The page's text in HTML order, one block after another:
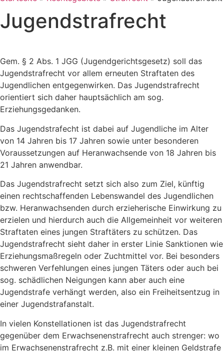
Jugendstrafrecht
Gem. § 2 Abs. 1 JGG (Jugendgerichtsgesetz) soll das
Jugendstrafrecht vor allem erneuten Straftaten des
Jugendlichen entgegenwirken. Das Jugendstrafrecht
orientiert sich daher hauptsächlich am sog.
Erziehungsgedanken.
Das Jugendstrafecht ist dabei auf Jugendliche im Alter
von 14 Jahren bis 17 Jahren sowie unter besonderen
Voraussetzungen auf Heranwachsende von 18 Jahren bis
21 Jahren anwendbar.
Das Jugendstrafrecht setzt sich also zum Ziel, künftig
einen rechtschaffenden Lebenswandel des Jugendlichen
bzw. Heranwachsenden durch erzieherische Einwirkung zu
erzielen und hierdurch auch die Allgemeinheit vor weiteren
Straftaten eines jungen Straftäters zu schützen. Das
Jugendstrafrecht sieht daher in erster Linie Sanktionen wie
Erziehungsmaßregeln oder Zuchtmittel vor. Bei besonders
schweren Verfehlungen eines jungen Täters oder auch bei
sog. schädlichen Neigungen kann aber auch eine
Jugendstrafe verhängt werden, also ein Freiheitsentzug in
einer Jugendstrafanstalt.
In vielen Konstellationen ist das Jugendstrafrecht
gegenüber dem Erwachsenenstrafrecht auch strenger: wo
im Erwachsenenstrafrecht z.B. mit einer kleinen Geldstrafe